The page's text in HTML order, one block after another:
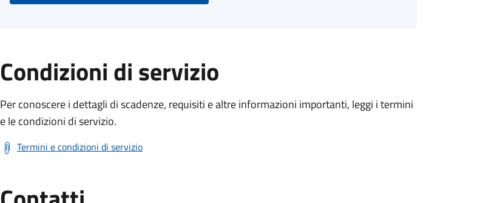
Condizioni di servizio
Per conoscere i dettagli di scadenze, requisiti e altre informazioni importanti, leggi i termini
e le condizioni di servizio.
Termini e condizioni di servizio